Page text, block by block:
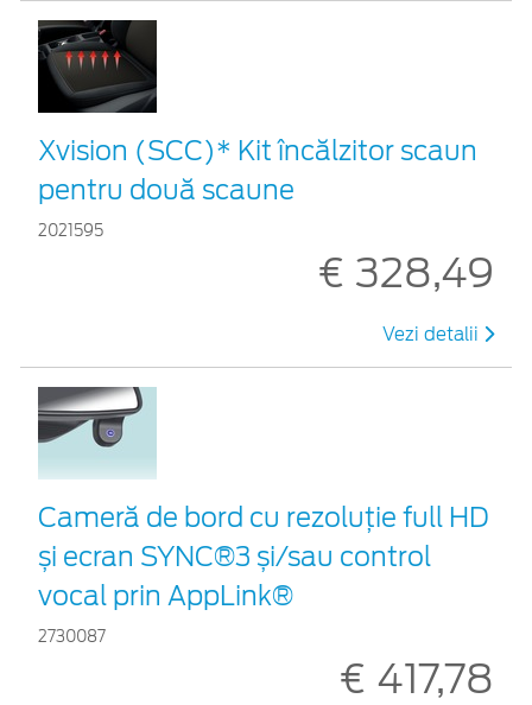
Xvision (SCC)* Kit încălzitor scaun
pentru două scaune
2021595
€ 328,49
Vezi detalii
Cameră de bord cu rezoluție full HD
și ecran SYNC®3 și/sau control
vocal prin AppLink®
2730087
€ 417,78